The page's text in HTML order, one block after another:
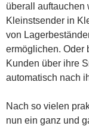
überall auftauchen
Kleinstsender in
von
ermöglichen. Oder
Kunden über ihre
automatisch nach
Nach so vielen
nun ein ganz und